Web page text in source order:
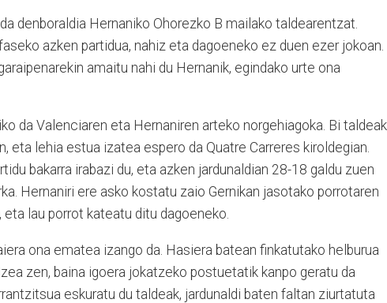
denboraldia Hernaniko Ohorezko B mailako taldearentzat.
azken partidua, nahiz eta dagoeneko ez duen ezer jokoan.
amaitu nahi du Hernanik, egindako urte ona
da Valenciaren eta Hernaniren arteko norgehiagoka. Bi taldeak
eta lehia estua izatea espero da Quatre Carreres kiroldegian.
bakarra irabazi du, eta azken jardunaldian 28-18 galdu zuen
Hernaniri ere asko kostatu zaio Gernikan jasotako porrotaren
lau porrot kateatu ditu dagoeneko.
ona ematea izango da. Hasiera batean finkatutako helburua
zen, baina igoera jokatzeko postuetatik kanpo geratu da
eskuratu du taldeak, jardunaldi baten faltan ziurtatuta